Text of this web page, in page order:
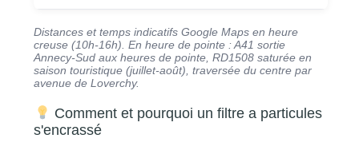
Distances et temps indicatifs Google Maps en heure
creuse (10h-16h). En heure de pointe : A41 sortie
Annecy-Sud aux heures de pointe, RD1508 saturée en
saison touristique (juillet-août), traversée du centre par
avenue de Loverchy.
Comment et pourquoi un filtre a particules
s'encrassé